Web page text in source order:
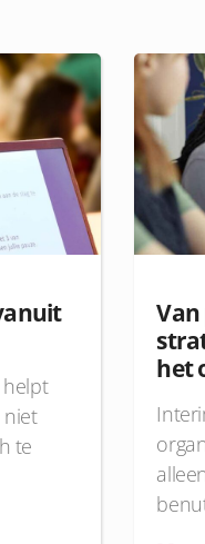
niet
te
het